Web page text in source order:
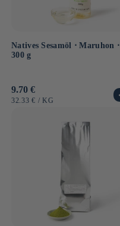
Natives Sesamöl ⋅ Maruhon ⋅
300 g
Normaler
Preis
9.70 €
GRUNDPREIS
32.33 € / PRO
KG